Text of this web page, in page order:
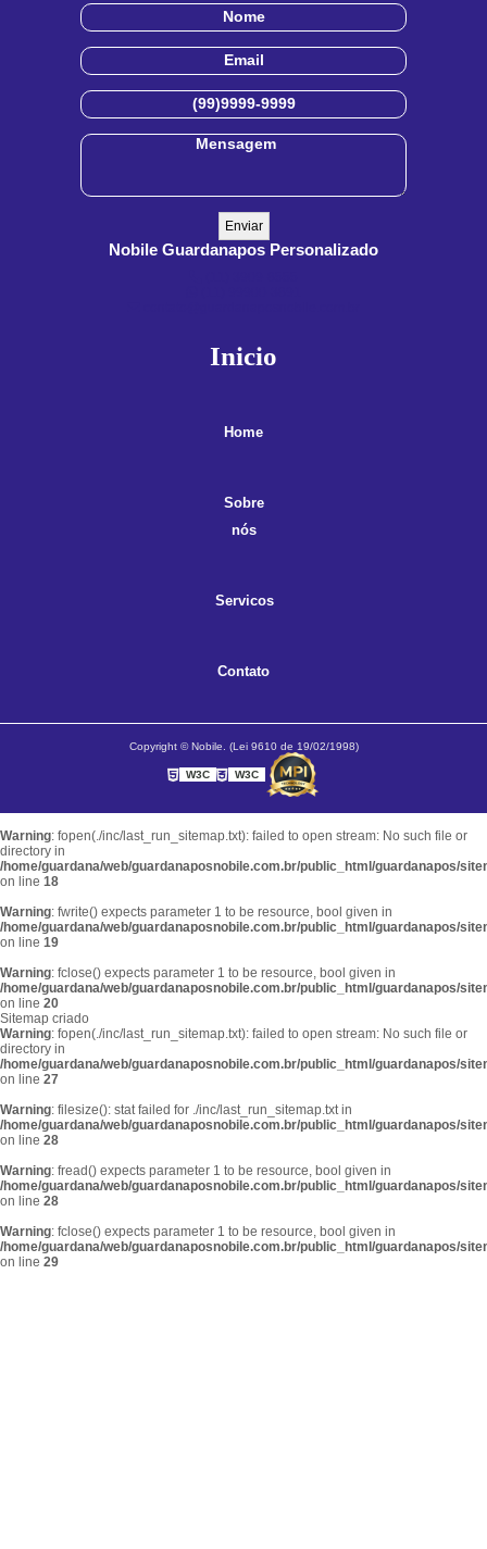
Nobile Guardanapos Personalizado
Inicio
Home
Sobre
nós
Servicos
Contato
Copyright © Nobile. (Lei 9610 de 19/02/1998)
W3C W3C
Warning: fopen(./inc/last_run_sitemap.txt): failed to open stream: No such file or
directory in
/home/guardana/web/guardanaposnobile.com.br/public_html/guardanapos/
on line 18
Warning: fwrite() expects parameter 1 to be resource, bool given in
/home/guardana/web/guardanaposnobile.com.br/public_html/guardanapos/
on line 19
Warning: fclose() expects parameter 1 to be resource, bool given in
/home/guardana/web/guardanaposnobile.com.br/public_html/guardanapos/
on line 20
Sitemap criado
Warning: fopen(./inc/last_run_sitemap.txt): failed to open stream: No such file or
directory in
/home/guardana/web/guardanaposnobile.com.br/public_html/guardanapos/
on line 27
Warning: filesize(): stat failed for ./inc/last_run_sitemap.txt in
/home/guardana/web/guardanaposnobile.com.br/public_html/guardanapos/
on line 28
Warning: fread() expects parameter 1 to be resource, bool given in
/home/guardana/web/guardanaposnobile.com.br/public_html/guardanapos/
on line 28
Warning: fclose() expects parameter 1 to be resource, bool given in
/home/guardana/web/guardanaposnobile.com.br/public_html/guardanapos/
on line 29